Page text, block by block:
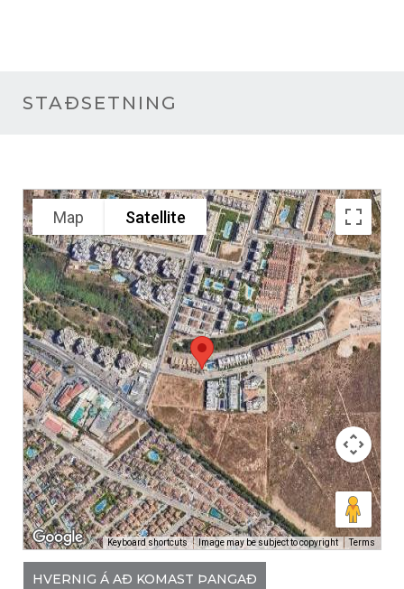
STAÐSETNING
Map Satellite
Keyboard shortcuts Image may be subject to copyright Terms
HVERNIG Á AÐ KOMAST ÞANGAÐ